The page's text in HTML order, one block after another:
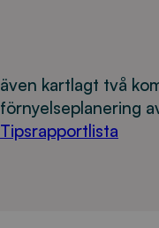
även kartlagt två
förnyelseplanering
Tipsrapportlista